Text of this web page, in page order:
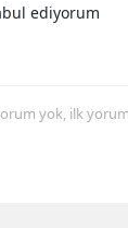
ediyorum
yok, ilk